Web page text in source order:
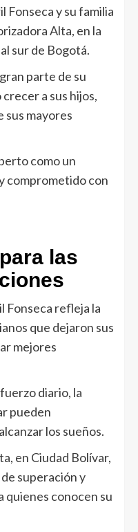
y su familia
Alta, en la
sur de Bogotá.
parte de su
a sus hijos,
sus mayores
como un
comprometido con
las
Fonseca refleja la
que dejaron sus
mejores
diario, la
pueden
los sueños.
en Ciudad Bolívar,
superación y
quienes conocen su